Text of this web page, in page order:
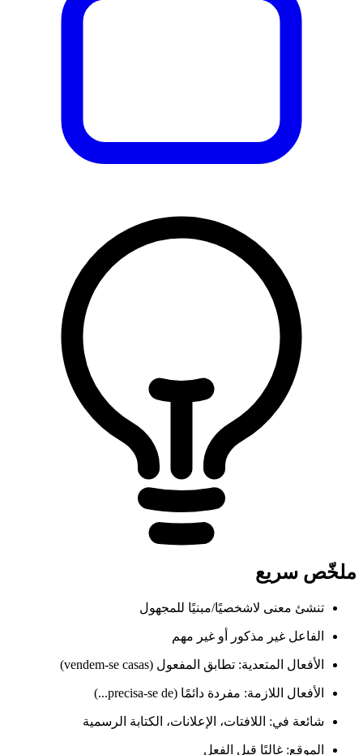
ملخّص سريع
تنشئ معنى لاشخصيًا/مبنيًا للمجهول
الفاعل غير مذكور أو غير مهم
الأفعال المتعدية: تطابق المفعول (vendem-se casas)
الأفعال اللازمة: مفردة دائمًا (precisa-se de...)
شائعة في: اللافتات، الإعلانات، الكتابة الرسمية
الموقع: غالبًا قبل الفعل